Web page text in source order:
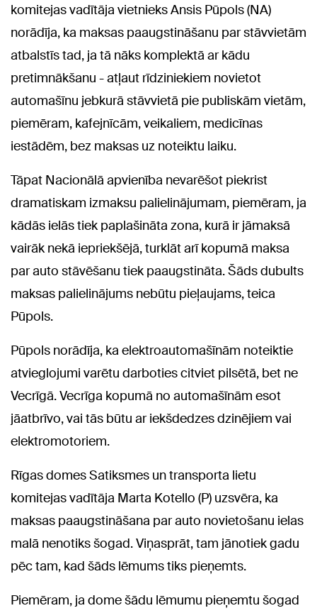
komitejas vadītāja vietnieks Ansis Pūpols (NA)
norādīja, ka maksas paaugstināšanu par stāvvietām
atbalstīs tad, ja tā nāks komplektā ar kādu
pretimnākšanu - atļaut rīdziniekiem novietot
automašīnu jebkurā stāvvietā pie publiskām vietām,
piemēram, kafejnīcām, veikaliem, medicīnas
iestādēm, bez maksas uz noteiktu laiku.
Tāpat Nacionālā apvienība nevarēšot piekrist
dramatiskam izmaksu palielinājumam, piemēram, ja
kādās ielās tiek paplašināta zona, kurā ir jāmaksā
vairāk nekā iepriekšējā, turklāt arī kopumā maksa
par auto stāvēšanu tiek paaugstināta. Šāds dubults
maksas palielinājums nebūtu pieļaujams, teica
Pūpols.
Pūpols norādīja, ka elektroautomašīnām noteiktie
atvieglojumi varētu darboties citviet pilsētā, bet ne
Vecrīgā. Vecrīga kopumā no automašīnām esot
jāatbrīvo, vai tās būtu ar iekšdedzes dzinējiem vai
elektromotoriem.
Rīgas domes Satiksmes un transporta lietu
komitejas vadītāja Marta Kotello (P) uzsvēra, ka
maksas paaugstināšana par auto novietošanu ielas
malā nenotiks šogad. Viņasprāt, tam jānotiek gadu
pēc tam, kad šāds lēmums tiks pieņemts.
Piemēram, ja dome šādu lēmumu pieņemtu šogad